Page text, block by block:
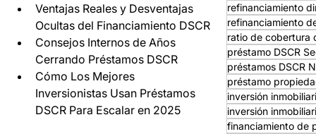
Ventajas Reales y Desventajas
Ocultas del Financiamiento DSCR
Consejos Internos de Años
Cerrando Préstamos DSCR
Cómo Los Mejores
Inversionistas Usan Préstamos
DSCR Para Escalar en 2025
refinanciamiento
refinanciamiento
ratio de cobertura
préstamo DSCR
préstamos DSCR
préstamo
inversión
inversión
financiamiento de